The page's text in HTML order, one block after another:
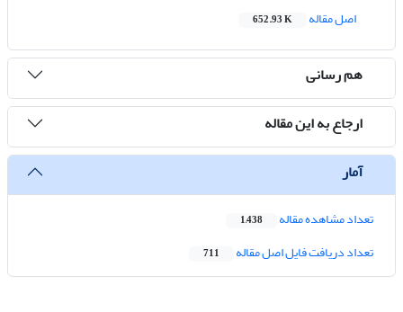
اصل مقاله
652.93 K
هم رسانی
ارجاع به این مقاله
آمار
تعداد مشاهده مقاله 1,438
تعداد دریافت فایل اصل مقاله 711